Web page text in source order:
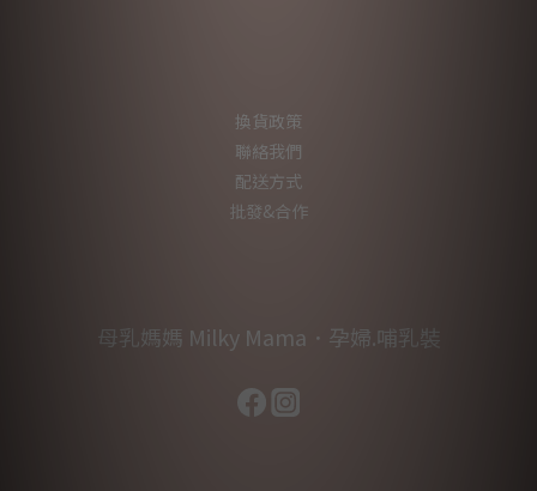
換貨政策
聯絡我們
配送方式
批發&合作
母乳媽媽 Milky Mama．孕婦.哺乳裝